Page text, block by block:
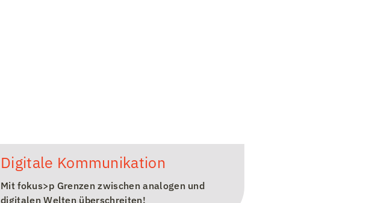
Digitale Kommunikation
Mit fokus>p Grenzen zwischen analogen und
digitalen Welten überschreiten!